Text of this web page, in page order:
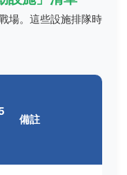
場。這些設施排隊時
備註